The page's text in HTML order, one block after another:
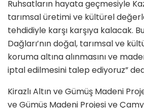
Ruhsatların hayata geçmesiyle
tarımsal üretimi ve kültürel
tehdidiyle karşı karşıya kalacak.
Dağları’nın doğal, tarımsal ve
koruma altına alınmasını ve
iptal edilmesini talep ediyoruz”
Kirazlı Altın ve Gümüş Madeni
ve Gümüş Madeni Projesi ve